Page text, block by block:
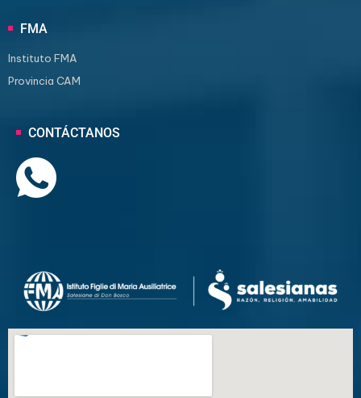
FMA
Instituto FMA
Provincia CAM
CONTÁCTANOS